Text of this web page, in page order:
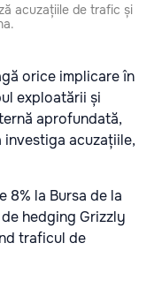
acuzațiile de trafic și
orice implicare în
exploatării și
aprofundată,
investiga acuzațiile,
8% la Bursa de la
hedging Grizzly
traficul de